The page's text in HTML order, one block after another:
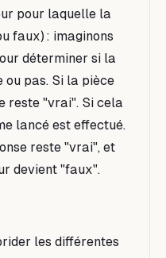
pour laquelle la
faux) : imaginons
déterminer si la
pas. Si la pièce
reste "vrai". Si cela
lancé est effectué.
reste "vrai", et
devient "faux".
les différentes